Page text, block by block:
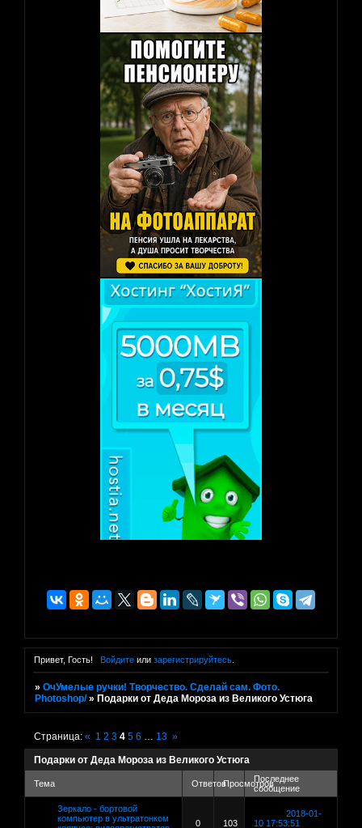
Привет, Гость! Войдитеили зарегистрируйтесь.
»ОчУмелые ручки! Творчество. Сделай сам. Фото.
Photoshop/ » Подарки от Деда Мороза из Великого Устюга
Подарки от Деда Мороза из Великого Устюга
Страница:« 1 2 3 4 5 6 13 »
Тема ОтветовПросмотровПоследнее
сообщение
Зеркало - бортовой
компьютер в ультратонком
0 103
2018-01-
10 17:53:51